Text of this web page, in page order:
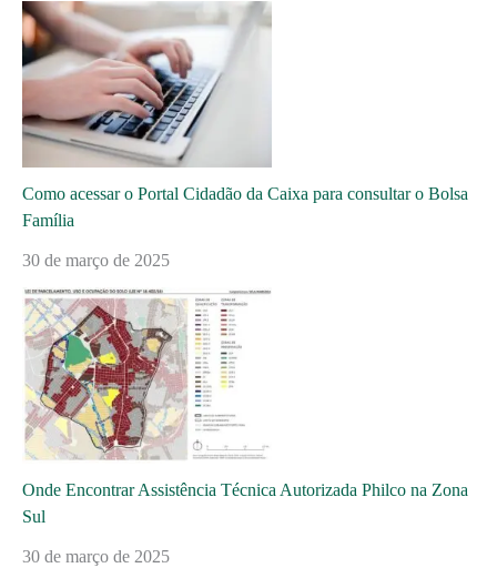
Como acessar o Portal Cidadão da Caixa para consultar o Bolsa
Família
30 de março de 2025
Onde Encontrar Assistência Técnica Autorizada Philco na Zona
Sul
30 de março de 2025